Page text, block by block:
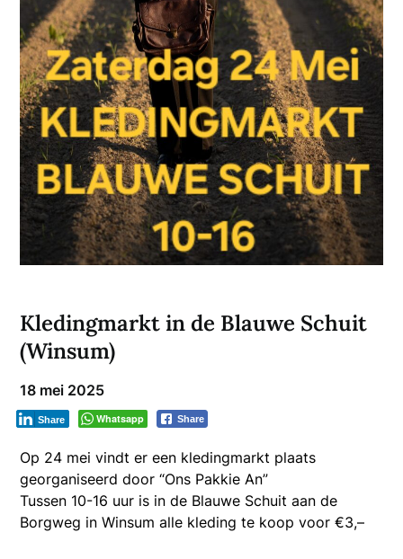
Kledingmarkt in de Blauwe Schuit
(Winsum)
18 mei 2025
Whatsapp Share
Share
Op 24 mei vindt er een kledingmarkt plaats
georganiseerd door “Ons Pakkie An”
Tussen 10-16 uur is in de Blauwe Schuit aan de
Borgweg in Winsum alle kleding te koop voor €3,–